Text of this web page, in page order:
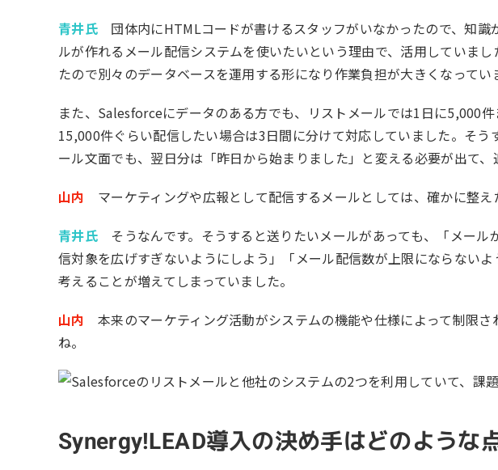
青井氏団体内にHTMLコードが書けるスタッフがいなかったので、知識
ルが作れるメール配信システムを使いたいという理由で、活用していま
たので別々のデータベースを運用する形になり作業負担が大きくなってい
また、Salesforceにデータのある方でも、リストメールでは1日に5,000
15,000件ぐらい配信したい場合は3日間に分けて対応していました。そ
ール文面でも、翌日分は「昨日から始まりました」と変える必要が出て、
山内
マーケティングや広報として配信するメールとしては、確かに整え
青井氏そうなんです。そうすると送りたいメールがあっても、「メール
信対象を広げすぎないようにしよう」「メール配信数が上限にならない
考えることが増えてしまっていました。
山内
本来のマーケティング活動がシステムの機能や仕様によって制限
ね。
Synergy!LEAD導入の決め手はどのような